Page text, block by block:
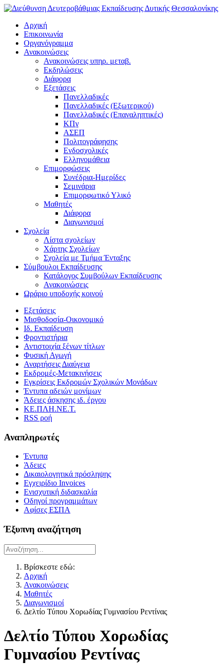
Αρχική
Επικοινωνία
Οργανόγραμμα
Ανακοινώσεις
Ανακοινώσεις υπηρ. μεταβ.
Εκδηλώσεις
Διάφορα
Εξετάσεις
Πανελλαδικές
Πανελλαδικές (Εξωτερικού)
Πανελλαδικές (Επαναληπτικές)
ΚΠγ
ΑΣΕΠ
Πολιτογράφησης
Ενδοσχολικές
Ελληνομάθεια
Επιμορφώσεις
Συνέδρια-Ημερίδες
Σεμινάρια
Επιμορφωτικό Υλικό
Μαθητές
Διάφορα
Διαγωνισμοί
Σχολεία
Λίστα σχολείων
Χάρτης Σχολείων
Σχολεία με Τμήμα Ένταξης
Σύμβουλοι Εκπαίδευσης
Κατάλογος Συμβούλων Εκπαίδευσης
Ανακοινώσεις
Ωράριο υποδοχής κοινού
Εξετάσεις
Μισθοδοσία-Οικονομικό
Ιδ. Εκπαίδευση
Φροντιστήρια
Αντιστοιχία ξένων τίτλων
Φυσική Αγωγή
Αναρτήσεις Διαύγεια
Εκδρομές-Μετακινήσεις
Εγκρίσεις Εκδρομών Σχολικών Μονάδων
Έντυπα αδειών μονίμων
Άδειες άσκησης ιδ. έργου
ΚΕ.ΠΛΗ.ΝΕ.Τ.
RSS ροή
Αναπληρωτές
Έντυπα
Άδειες
Δικαιολογητικά πρόσληψης
Εγχειρίδιο Invoices
Ενισχυτική διδασκαλία
Οδηγοί προγραμμάτων
Αφίσες ΕΣΠΑ
Έξυπνη αναζήτηση
Βρίσκεστε εδώ:
Αρχική
Ανακοινώσεις
Μαθητές
Διαγωνισμοί
Δελτίο Τύπου Χορωδίας Γυμνασίου Ρεντίνας
Δελτίο Τύπου Χορωδίας
Γυμνασίου Ρεντίνας